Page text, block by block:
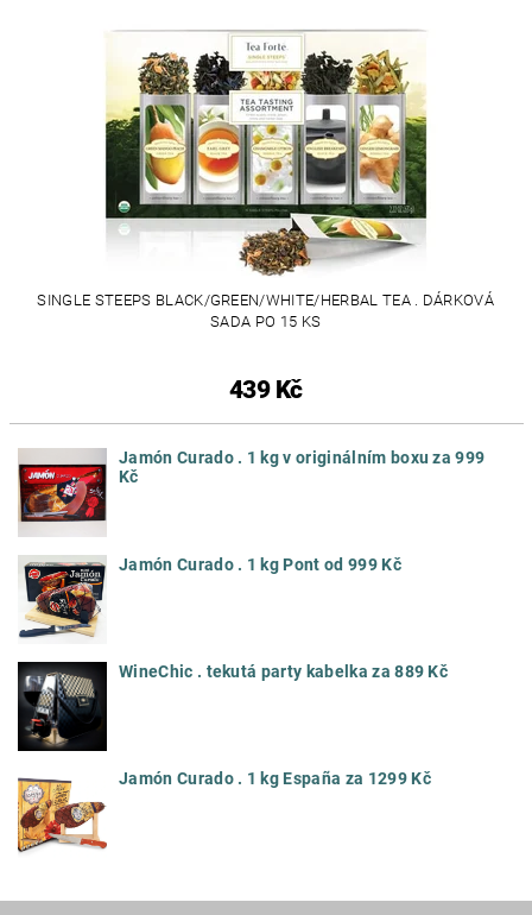
SINGLE STEEPS BLACK/GREEN/WHITE/HERBAL TEA . DÁRKOVÁ
SADA PO 15 KS
439 Kč
Jamón Curado . 1 kg v originálním boxu za 999
Kč
Jamón Curado . 1 kg Pont od 999 Kč
WineChic . tekutá party kabelka za 889 Kč
Jamón Curado . 1 kg España za 1299 Kč